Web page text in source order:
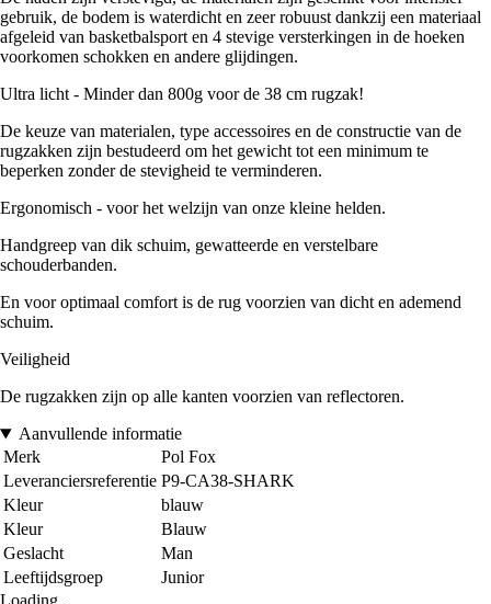
gebruik, de bodem is waterdicht en zeer robuust dankzij een materiaal
afgeleid van basketbalsport en 4 stevige versterkingen in de hoeken
voorkomen schokken en andere glijdingen.
Ultra licht - Minder dan 800g voor de 38 cm rugzak!
De keuze van materialen, type accessoires en de constructie van de
rugzakken zijn bestudeerd om het gewicht tot een minimum te
beperken zonder de stevigheid te verminderen.
Ergonomisch - voor het welzijn van onze kleine helden.
Handgreep van dik schuim, gewatteerde en verstelbare
schouderbanden.
En voor optimaal comfort is de rug voorzien van dicht en ademend
schuim.
Veiligheid
De rugzakken zijn op alle kanten voorzien van reflectoren.
Aanvullende informatie
Merk
Pol Fox
Leveranciersreferentie P9-CA38-SHARK
Kleur
blauw
Kleur
Blauw
Geslacht
Man
Leeftijdsgroep
Junior